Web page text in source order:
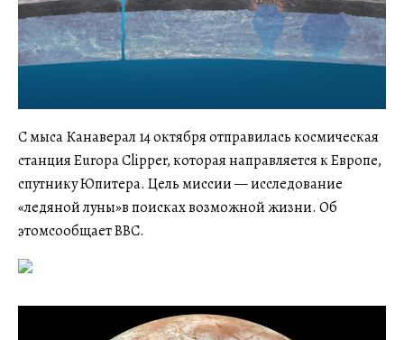
С мыса Канаверал 14 октября отправилась космическая
станция Europa Clipper, которая направляется к Европе,
спутнику Юпитера. Цель миссии — исследование
«ледяной луны»в поисках возможной жизни. Об
этомсообщает ВВС.